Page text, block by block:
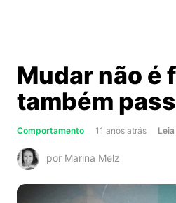
Mudar não é
também
Comportamento 11 anos atrás Leia
por Marina Melz